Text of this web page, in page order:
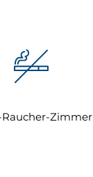
Zimmer